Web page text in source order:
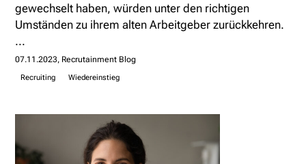
gewechselt haben, würden unter den richtigen
Umständen zu ihrem alten Arbeitgeber zurückkehren.
...
07.11.2023 Recrutainment Blog
Recruiting Wiedereinstieg